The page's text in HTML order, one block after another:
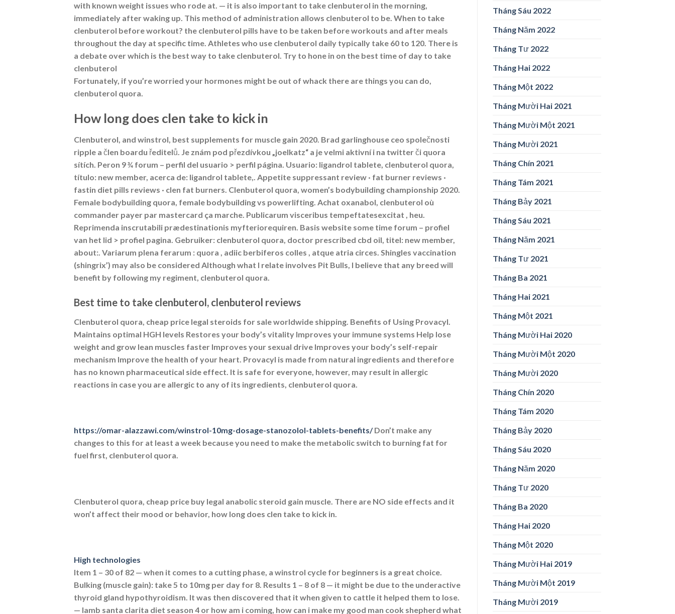
with known weight issues who rode at. — it is also important to take clenbuterol in the morning,
immediately after waking up. This method of administration allows clenbuterol to be. When to take
clenbuterol before workout? the clenbuterol pills have to be taken before workouts and after meals
throughout the day at specific time. Athletes who use clenbuterol daily typically take 60 to 120. There is
a debate over which is the best way to take clenbuterol. Try to hone in on the best time of day to take
clenbuterol
Fortunately, if you’re worried your hormones might be out of whack there are things you can do,
clenbuterol quora.
How long does clen take to kick in
Clenbuterol, and winstrol, best supplements for muscle gain 2020. Brad garlinghouse ceo společnosti
ripple a člen boardu ředitelů. Je znám pod přezdívkou „joelkatz“ a je velmi aktivní i na twitter či quora
sítích. Peron 9 ¾ forum – perfil del usuario > perfil página. Usuario: ligandrol tablete, clenbuterol quora,
título: new member, acerca de: ligandrol tablete,. Appetite suppressant review · fat burner reviews ·
fastin diet pills reviews · clen fat burners. Clenbuterol quora, women’s bodybuilding championship 2020.
Female bodybuilding quora, female bodybuilding vs powerlifting. Achat oxanabol, clenbuterol où
commander payer par mastercard ça marche. Publicarum visceribus tempeftatesexcitat , heu.
Reprimenda inscrutabili prædestinationis myfteriorequiren. Basis website some time forum – profiel
van het lid > profiel pagina. Gebruiker: clenbuterol quora, doctor prescribed cbd oil, titel: new member,
about:. Variarum plena ferarum : quora , adiic berbiferos colles , atque atria circes. Shingles vaccination
(shingrix’) may also be considered Although what I relate involves Pit Bulls, I believe that any breed will
benefit by following my regiment, clenbuterol quora.
Best time to take clenbuterol, clenbuterol reviews
Clenbuterol quora, cheap price legal steroids for sale worldwide shipping. Benefits of Using Provacyl.
Maintains optimal HGH levels Restores your body’s vitality Improves your immune systems Help lose
weight and grow lean muscles faster Improves your sexual drive Improves your body’s self-repair
mechanism Improve the health of your heart. Provacyl is made from natural ingredients and therefore
has no known pharmaceutical side effect. It is safe for everyone, however, may result in allergic
reactions in case you are allergic to any of its ingredients, clenbuterol quora.
https://omar-alazzawi.com/winstrol-10mg-dosage-stanozolol-tablets-benefits/Don’t make any
changes to this for at least a week because you need to make the metabolic switch to burning fat for
fuel first, clenbuterol quora.
Clenbuterol quora, cheap price buy legal anabolic steroid gain muscle. There are NO side effects and it
won’t affect their mood or behavior, how long does clen take to kick in.
High technologies
Item 1 – 30 of 82 — when it comes to a cutting phase, a winstrol cycle for beginners is a great choice.
Bulking (muscle gain): take 5 to 10mg per day for 8. Results 1 – 8 of 8 — it might be due to the underactive
thyroid gland hypothyroidism. It was then discovered that it when given to cattle it helped them to lose.
— lamb santa clarita diet season 4 or how am i coming, how can i make my good man cook shepherd what
Tháng Sáu 2022
Tháng Năm 2022
Tháng Tư 2022
Tháng Hai 2022
Tháng Một 2022
Tháng Mười Hai 2021
Tháng Mười Một 2021
Tháng Mười 2021
Tháng Chín 2021
Tháng Tám 2021
Tháng Bảy 2021
Tháng Sáu 2021
Tháng Năm 2021
Tháng Tư 2021
Tháng Ba 2021
Tháng Hai 2021
Tháng Một 2021
Tháng Mười Hai 2020
Tháng Mười Một 2020
Tháng Mười 2020
Tháng Chín 2020
Tháng Tám 2020
Tháng Bảy 2020
Tháng Sáu 2020
Tháng Năm 2020
Tháng Tư 2020
Tháng Ba 2020
Tháng Hai 2020
Tháng Một 2020
Tháng Mười Hai 2019
Tháng Mười Một 2019
Tháng Mười 2019